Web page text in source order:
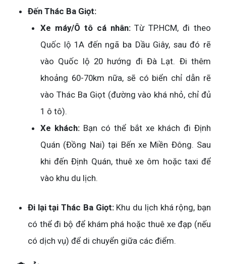
Đến Thác Ba Giọt:
Xe máy/Ô tô cá nhân:Từ TP.HCM, đi theo
Quốc lộ 1A đến ngã ba Dầu Giây, sau đó rẽ
vào Quốc lộ 20 hướng đi Đà Lạt. Đi thêm
khoảng 60-70km nữa, sẽ có biển chỉ dẫn rẽ
vào Thác Ba Giọt (đường vào khá nhỏ, chỉ đủ
1 ô tô).
Xe khách: Bạn có thể bắt xe khách đi Định
Quán (Đồng Nai) tại Bến xe Miền Đông. Sau
khi đến Định Quán, thuê xe ôm hoặc taxi để
vào khu du lịch.
Đi lại tại Thác Ba Giọt:Khu du lịch khá rộng, bạn
có thể đi bộ để khám phá hoặc thuê xe đạp (nếu
có dịch vụ) để di chuyển giữa các điểm.